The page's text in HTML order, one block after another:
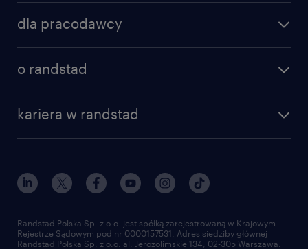
specjalizacje
praca w amazon
dla pracodawcy
o randstad
dla mediów
dla dostawców
kariera w randstad
nasz świat
pracuj w randstad
złóż CV
Randstad Polska Sp. z o.o. jest spółką zarejestrowaną w Krajowym
Rejestrze Sądowym pod nr 0000157531. Adres siedziby głównej
Randstad Polska Sp. z o.o. al. Jerozolimskie 134, 02-305 Warszawa.